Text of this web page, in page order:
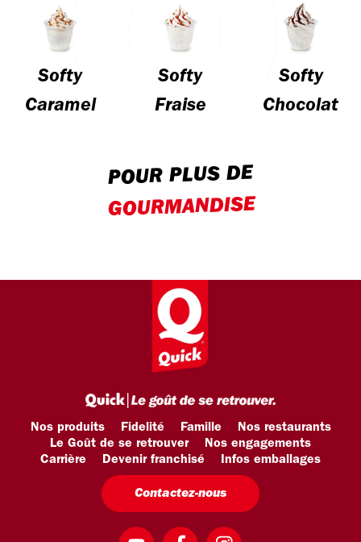
Softy
Caramel
Softy
Fraise
Softy
Chocolat
POUR PLUS DE
GOURMANDISE
Nos produits Fidelité Famille
Nos restaurants
Le Goût de se retrouver
Nos engagements
Carrière
Devenir franchisé Infos emballages
Contactez-nous